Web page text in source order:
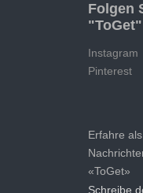
Folgen
"ToGet"
Instagram
Pinterest
Erfahre
«ToGet»
Schreibe